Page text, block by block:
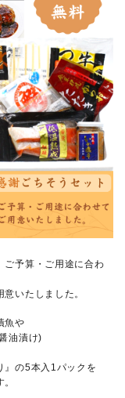
ご予算・ご用途に合わ
いたしました。
魚や
油漬け)
』の5本入1パックを